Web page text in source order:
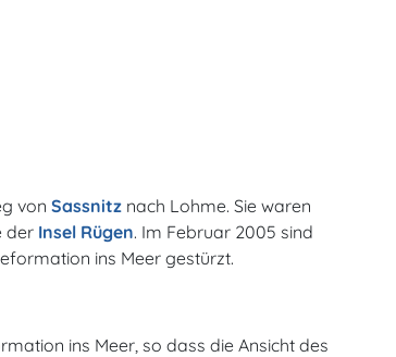
von Sassnitz nach Lohme. Sie waren
der Insel Rügen. Im Februar 2005 sind
ins Meer gestürzt.
ins Meer, so dass die Ansicht des